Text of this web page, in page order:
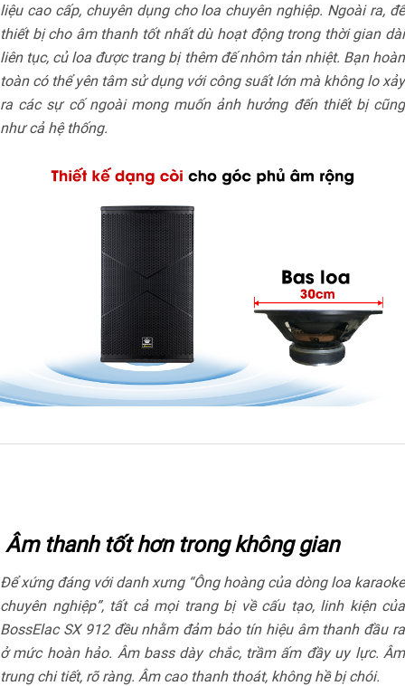
liệu cao cấp, chuyên dụng cho loa chuyên nghiệp. Ngoài ra, để
thiết bị cho âm thanh tốt nhất dù hoạt động trong thời gian dài
liên tục, củ loa được trang bị thêm đế nhôm tản nhiệt. Bạn hoàn
toàn có thể yên tâm sử dụng với công suất lớn mà không lo xảy
ra các sự cố ngoài mong muốn ảnh hưởng đến thiết bị cũng
như cả hệ thống.
Âm thanh tốt hơn trong không gian
Để xứng đáng với danh xưng “Ông hoàng của dòng loa karaoke
chuyên nghiệp”, tất cả mọi trang bị về cấu tạo, linh kiện của
BossElac SX 912 đều nhằm đảm bảo tín hiệu âm thanh đầu ra
ở mức hoàn hảo. Âm bass dày chắc, trầm ấm đầy uy lực. Âm
trung chi tiết, rõ ràng. Âm cao thanh thoát, không hề bị chói.